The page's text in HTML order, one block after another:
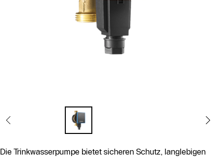
Die Trinkwasserpumpe bietet sicheren Schutz, langlebigen